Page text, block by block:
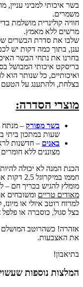
בשר איכותי למביני עניין,
משמרים.
חוויה קולינרית מושלמת
מרשים ללא מאמץ.
שלבו את סדרת הבשרים
ענן, בתוך כמה דקות יש
בחרנו את נתחי הבשר
בריסקט איכותי המבושל
בצלחת, ולהתענג על הטעם
מוצרי הסדרה:
בשר מפורק – מנתח
שעות במתכון ביתי
באנים – חדשנות
מצוננים ללא
הכנת המנה לא יכולה
חממו במיקרוגל 2.5 דקות או עד שהמנה שורקת
מומלץ להגיש בכריך חם –
מאודים טריים ומשובחים
למרוח רוטב איולי או
בצל סגול, כוסברה או פלפל
אזהרה! כשהרוטב המושלם
את האצבעות.
בתיאבון!
המלצות נוספות